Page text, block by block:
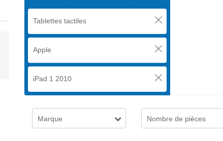
Tablettes tactiles
Apple
iPad 1 2010
Marque Nombre de pièces